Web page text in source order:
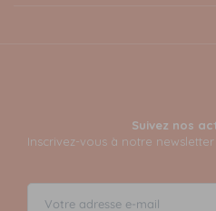
Suivez nos
Inscrivez-vous à notre